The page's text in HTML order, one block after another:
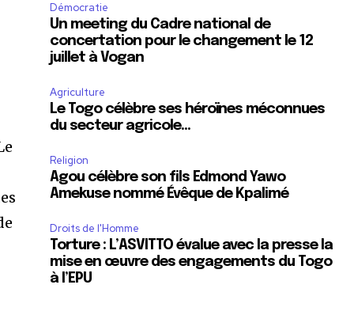
Démocratie
Un meeting du Cadre national de
concertation pour le changement le 12
juillet à Vogan
Agriculture
Le Togo célèbre ses héroïnes méconnues
du secteur agricole…
Religion
Agou célèbre son fils Edmond Yawo
Amekuse nommé Évêque de Kpalimé
Droits de l'Homme
Torture : L’ASVITTO évalue avec la presse la
mise en œuvre des engagements du Togo
à l’EPU